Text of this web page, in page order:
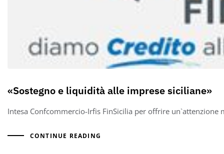
«Sostegno e liquidità alle imprese siciliane»
Intesa Confcommercio-Irfis FinSicilia per offrire
CONTINUE READING